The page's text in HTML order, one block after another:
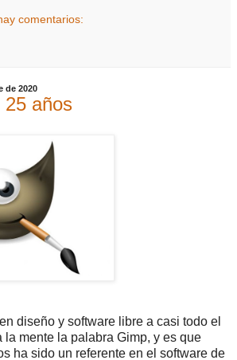
comentarios:
de 2020
25 años
diseño y software libre a casi todo el
la mente la palabra Gimp, y es que
ha sido un referente en el software de